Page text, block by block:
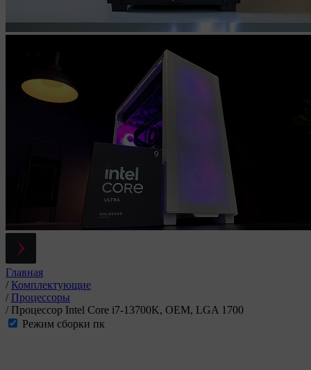
Главная
/ Комплектующие
/ Процессоры
/ Процессор Intel Core i7-13700K, OEM, LGA 1700
Режим сборки пк